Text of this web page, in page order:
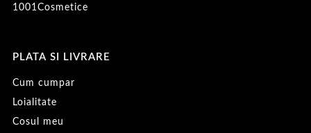
1001Cosmetice
PLATA SI LIVRARE
Cum cumpar
Loialitate
Cosul meu